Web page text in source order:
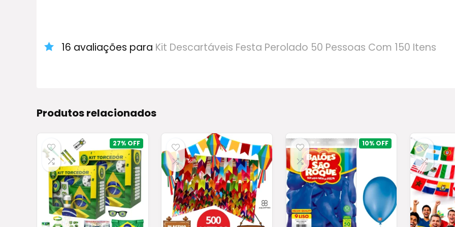
16 avaliações para Kit Descartáveis Festa Perolado 50 Pessoas Com 150 Itens
Produtos relacionados
27% 10%